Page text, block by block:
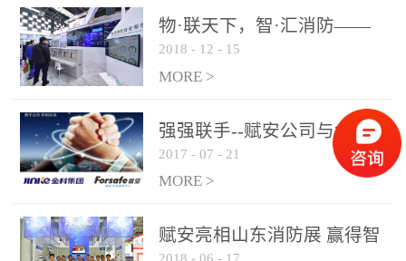
力和闲难，同时也将造成
巨大的经济损失和社会影
响，基至还会造成人员伤
亡。图像型火灾探测器正
是针对这种高大空间建筑
物的消防设施、设备通过
现场图像的实时获取、预
处理和特征提取分析，实
现火焰的跟踪和识别。能
更早的进行预警，达到早
物·联天下，智·汇消防——
赋安F&S 2018上海消防展圆
满落幕
2018 - 12 - 15
MORE >
强强联手--赋安公司与金科
集团达成战略合作协议
2017 - 07 - 21
MORE >
赋安亮相山东消防展 赢得智